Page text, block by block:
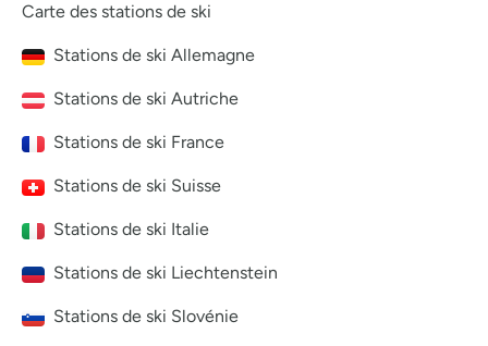
Carte des stations de ski
Stations de ski Allemagne
Stations de ski Autriche
Stations de ski France
Stations de ski Suisse
Stations de ski Italie
Stations de ski Liechtenstein
Stations de ski Slovénie